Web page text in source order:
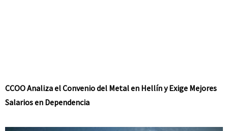
CCOO Analiza el Convenio del Metal en Hellín y Exige Mejores
Salarios en Dependencia